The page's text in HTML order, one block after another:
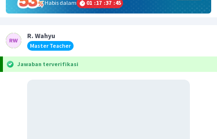
Habis dalam
01 :17 :37 :45
R. Wahyu
Master Teacher
Jawaban terverifikasi